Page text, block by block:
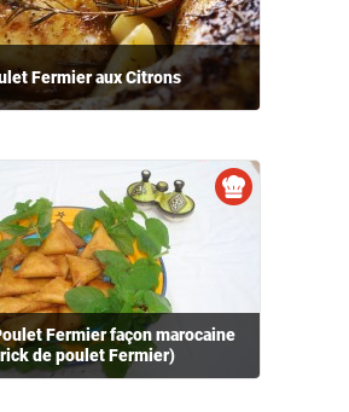
Fermier aux Citrons
Fermier façon marocaine
de poulet Fermier)